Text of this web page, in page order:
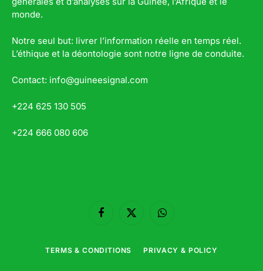
monde.
Notre seul but: livrer l’information réelle en temps réel.
L’éthique et la déontologie sont notre ligne de conduite.
Contact: info@guineesignal.com
+224 625 130 505
+224 666 080 606
Facebook
X
WhatsApp
TERMS & CONDITIONS PRIVACY & POLICY